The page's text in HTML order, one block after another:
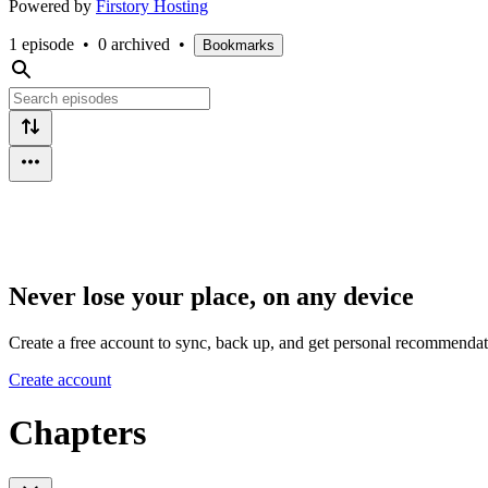
Powered by Firstory Hosting
1 episode • 0 archived • Bookmarks
Never lose your place, on any device
Create a free account to sync, back up, and get personal
Create account
Chapters